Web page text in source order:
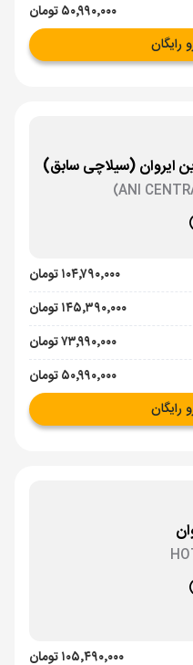
۵۰٬۹۹۰٬۰۰۰ تومان
رایگان
ایروان (سیلاچی سابق)
ANI
۱۰۴٬۷۹۰٬۰۰۰ تومان
۱۴۵٬۳۹۰٬۰۰۰ تومان
۷۳٬۹۹۰٬۰۰۰ تومان
۵۰٬۹۹۰٬۰۰۰ تومان
رایگان
۱۰۵٬۴۹۰٬۰۰۰ تومان